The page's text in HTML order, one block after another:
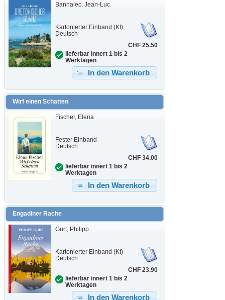
Bannalec, Jean-Luc
Kartonierter Einband (Kt)
Deutsch
CHF 25.50
lieferbar innert 1 bis 2
Werktagen
In den Warenkorb
Wirf einen Schatten
Fischer, Elena
Fester Einband
Deutsch
CHF 34.00
lieferbar innert 1 bis 2
Werktagen
In den Warenkorb
Engadiner Rache
Gurt, Philipp
Kartonierter Einband (Kt)
Deutsch
CHF 23.90
lieferbar innert 1 bis 2
Werktagen
In den Warenkorb